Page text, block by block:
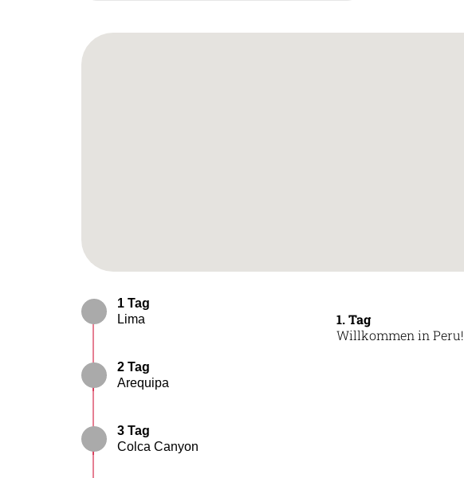
1 Tag
Lima
2 Tag
Arequipa
3 Tag
Colca Canyon
1. Tag
Willkommen in Peru!